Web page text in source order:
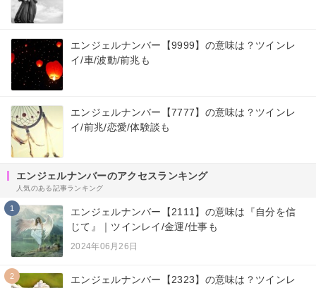
エンジェルナンバー【9999】の意味は？ツインレ
イ/車/波動/前兆も
エンジェルナンバー【7777】の意味は？ツインレ
イ/前兆/恋愛/体験談も
エンジェルナンバーのアクセスランキング
人気のある記事ランキング
1
エンジェルナンバー【2111】の意味は『自分を信
じて』｜ツインレイ/金運/仕事も
2024年06月26日
2
エンジェルナンバー【2323】の意味は？ツインレ